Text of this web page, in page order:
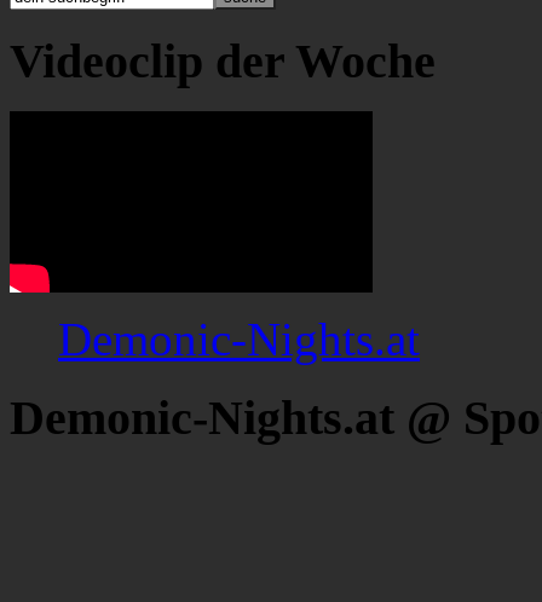
Videoclip der Woche
Demonic-Nights.at
Demonic-Nights.at @